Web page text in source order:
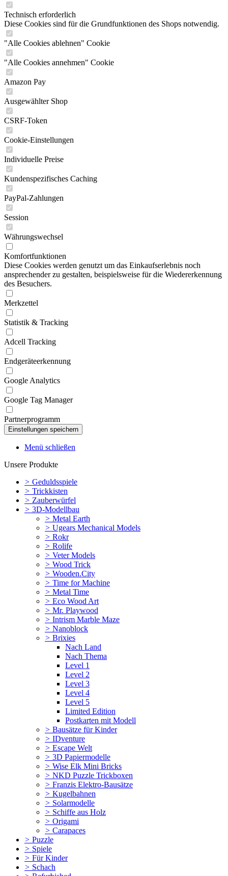
Technisch erforderlich
Diese Cookies sind für die Grundfunktionen des Shops notwendig.
"Alle Cookies ablehnen" Cookie
"Alle Cookies annehmen" Cookie
Amazon Pay
Ausgewählter Shop
CSRF-Token
Cookie-Einstellungen
Individuelle Preise
Kundenspezifisches Caching
PayPal-Zahlungen
Session
Währungswechsel
Komfortfunktionen
Diese Cookies werden genutzt um das Einkaufserlebnis noch
ansprechender zu gestalten, beispielsweise für die Wiedererkennung
des Besuchers.
Merkzettel
Statistik & Tracking
Adcell Tracking
Endgeräteerkennung
Google Analytics
Google Tag Manager
Partnerprogramm
Menü schließen
Unsere Produkte
> Geduldsspiele
> Trickkisten
> Zauberwürfel
> 3D-Modellbau
> Metal Earth
> Ugears Mechanical Models
> Rokr
> Rolife
> Veter Models
> Wood Trick
> Wooden.City
> Time for Machine
> Metal Time
> Eco Wood Art
> Mr. Playwood
> Intrism Marble Maze
> Nanoblock
> Brixies
Nach Land
Nach Thema
Level 1
Level 2
Level 3
Level 4
Level 5
Limited Edition
Postkarten mit Modell
> Bausätze für Kinder
> IDventure
> Escape Welt
> 3D Papiermodelle
> Wise Elk Mini Bricks
> NKD Puzzle Trickboxen
> Franzis Elektro-Bausätze
> Kugelbahnen
> Solarmodelle
> Schiffe aus Holz
> Origami
> Carapaces
> Puzzle
> Spiele
> Für Kinder
> Schach